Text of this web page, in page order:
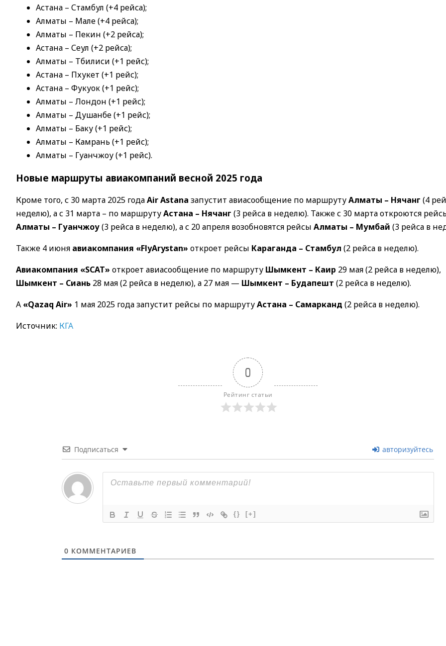
Астана – Стамбул (+4 рейса);
Алматы – Мале (+4 рейса);
Алматы – Пекин (+2 рейса);
Астана – Сеул (+2 рейса);
Алматы – Тбилиси (+1 рейс);
Астана – Пхукет (+1 рейс);
Астана – Фукуок (+1 рейс);
Алматы – Лондон (+1 рейс);
Алматы – Душанбе (+1 рейс);
Алматы – Баку (+1 рейс);
Алматы – Камрань (+1 рейс);
Алматы – Гуанчжоу (+1 рейс).
Новые маршруты авиакомпаний весной 2025 года
Кроме того, с 30 марта 2025 годаAir Astana запустит авиасообщение по маршрутуАлматы – Нячанг (4
неделю), а с 31 марта – по маршрутуАстана – Нячанг (3 рейса в неделю). Также с 30 марта откроются
Алматы – Гуанчжоу(3 рейса в неделю), а с 20 апреля возобновятся рейсы Алматы – Мумбай (3 рейса в
Также 4 июня авиакомпания «FlyArystan» откроет рейсы Караганда – Стамбул (2 рейса в неделю).
Авиакомпания «SCAT» откроет авиасообщение по маршруту Шымкент – Каир 29 мая (2 рейса в неделю),
Шымкент – Сиань 28 мая (2 рейса в неделю), а 27 мая — Шымкент – Будапешт (2 рейса в неделю).
А «Qazaq Air» 1 мая 2025 года запустит рейсы по маршрутуАстана – Самарканд (2 рейса в неделю).
Источник: КГА
0
Рейтинг статьи
Подписаться авторизуйтесь
{} [+]
0 КОММЕНТАРИЕВ